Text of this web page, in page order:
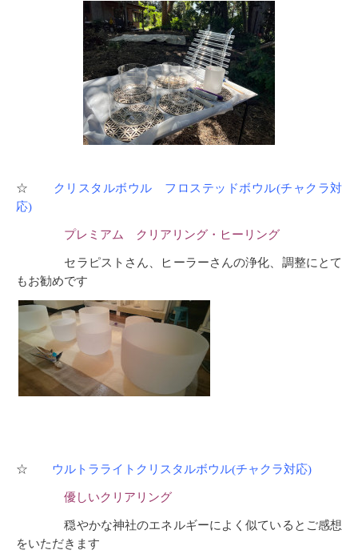
☆
クリスタルボウル フロステッドボウル(チャクラ対
応)
プレミアム クリアリング・ヒーリング
セラピストさん、ヒーラーさんの浄化、調整にとて
もお勧めです
☆ ウルトラライトクリスタルボウル(チャクラ対応)
優しいクリアリング
穏やかな神社のエネルギーによく似ているとご感想
をいただきます